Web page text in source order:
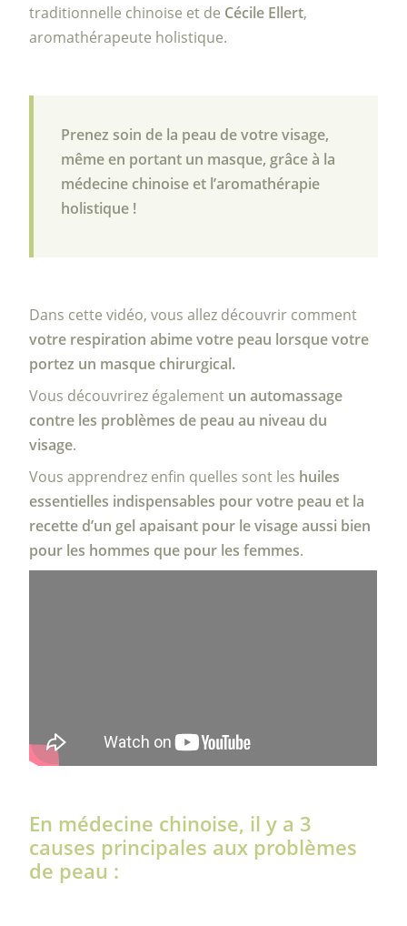
traditionnelle chinoise et de Cécile Ellert,
aromathérapeute holistique.
Prenez soin de la peau de votre visage,
même en portant un masque, grâce à la
médecine chinoise et l’aromathérapie
holistique !
Dans cette vidéo, vous allez découvrir comment
votre respiration abime votre peau lorsque votre
portez un masque chirurgical.
Vous découvrirez également un automassage
contre les problèmes de peau au niveau du
visage.
Vous apprendrez enfin quelles sont les huiles
essentielles indispensables pour votre peau et la
recette d’un gel apaisant pour le visage aussi bien
pour les hommes que pour les femmes.
En médecine chinoise, il y a 3
causes principales aux problèmes
de peau :